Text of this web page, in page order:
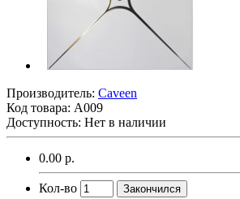
Производитель: Caveen
Код товара: А009
Доступность: Нет в наличии
0.00 р.
Кол-во Закончился